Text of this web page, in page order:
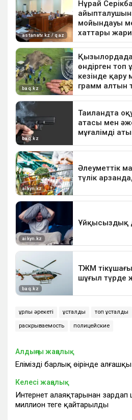
ұрлық әрекеті ұсталды топ ұсталды
раскрываемость полицейские
Алдыңғы жаңалық
Еліміздің барлық өңірінде
Келесі жаңалық
Интернет алаяқтарынан зардап
миллион теңге қайтарылды